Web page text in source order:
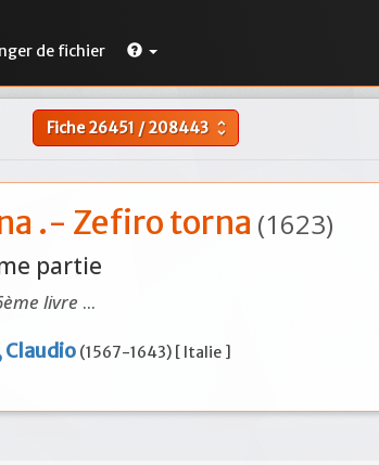
de fichier
Fiche26451/208443 unfold_more
.- Zefiro torna (1623)
partie
livre ...
(1567-1643) [ Italie ]